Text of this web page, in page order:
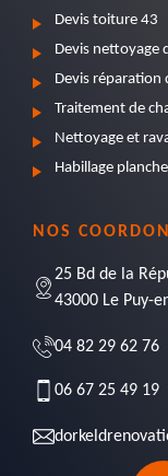
Devis toiture 43
Devis nettoyage
Devis réparation
Traitement de
Nettoyage et
Habillage
NOS
25 Bd de la
43000 Le Puy-
04 82 29 62 76
06 67 25 49 19